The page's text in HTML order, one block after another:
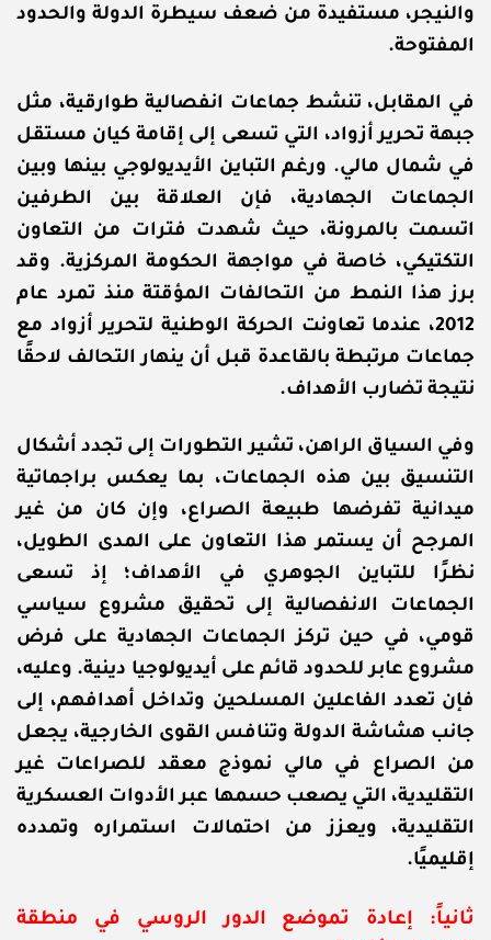
والنيجر، مستفيدة من ضعف سيطرة الدولة والحدود
المفتوحة.
في المقابل، تنشط جماعات انفصالية طوارقية، مثل
جبهة تحرير أزواد، التي تسعى إلى إقامة كيان مستقل
في شمال مالي. ورغم التباين الأيديولوجي بينها وبين
الجماعات الجهادية، فإن العلاقة بين الطرفين
اتسمت بالمرونة، حيث شهدت فترات من التعاون
التكتيكي، خاصة في مواجهة الحكومة المركزية. وقد
برز هذا النمط من التحالفات المؤقتة منذ تمرد عام
2012، عندما تعاونت الحركة الوطنية لتحرير أزواد مع
جماعات مرتبطة بالقاعدة قبل أن ينهار التحالف لاحقًا
نتيجة تضارب الأهداف.
وفي السياق الراهن، تشير التطورات إلى تجدد أشكال
التنسيق بين هذه الجماعات، بما يعكس براجماتية
ميدانية تفرضها طبيعة الصراع، وإن كان من غير
المرجح أن يستمر هذا التعاون على المدى الطويل،
نظرًا للتباين الجوهري في الأهداف؛ إذ تسعى
الجماعات الانفصالية إلى تحقيق مشروع سياسي
قومي، في حين تركز الجماعات الجهادية على فرض
مشروع عابر للحدود قائم على أيديولوجيا دينية. وعليه،
فإن تعدد الفاعلين المسلحين وتداخل أهدافهم، إلى
جانب هشاشة الدولة وتنافس القوى الخارجية، يجعل
من الصراع في مالي نموذج معقد للصراعات غير
التقليدية، التي يصعب حسمها عبر الأدوات العسكرية
التقليدية، ويعزز من احتمالات استمراره وتمدده
إقليميًا.
ثانياً: إعادة تموضع الدور الروسي في منطقة